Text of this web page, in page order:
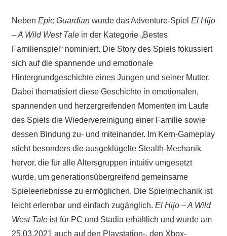
Neben Epic Guardianwurde das Adventure-Spiel El Hijo
– A Wild West Talein der Kategorie „Bestes
Familienspiel“ nominiert. Die Story des Spiels fokussiert
sich auf die spannende und emotionale
Hintergrundgeschichte eines Jungen und seiner Mutter.
Dabei thematisiert diese Geschichte in emotionalen,
spannenden und herzergreifenden Momenten im Laufe
des Spiels die Wiedervereinigung einer Familie sowie
dessen Bindung zu- und miteinander. Im Kern-Gameplay
sticht besonders die ausgeklügelte Stealth-Mechanik
hervor, die für alle Altersgruppen intuitiv umgesetzt
wurde, um generationsübergreifend gemeinsame
Spieleerlebnisse zu ermöglichen. Die Spielmechanik ist
leicht erlernbar und einfach zugänglich. El Hijo – A Wild
West Taleist für PC und Stadia erhältlich und wurde am
25.03.2021 auch auf den Playstation-, den Xbox-